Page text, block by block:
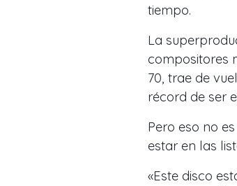
tiempo.
La
compositores
70, trae de
récord de ser
Pero eso no
estar en las
«Este disco